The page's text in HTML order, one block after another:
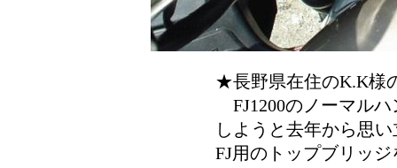
★長野県在住のK.K様
FJ1200のノーマル
しようと去年から思
FJ用のトップブリッ